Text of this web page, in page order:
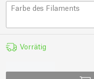
Farbe des Filaments
Vorrätig